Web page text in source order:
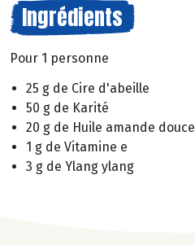
Ingrédients
Pour 1 personne
25 g de Cire d'abeille
50 g de Karité
20 g de Huile amande douce
1 g de Vitamine e
3 g de Ylang ylang